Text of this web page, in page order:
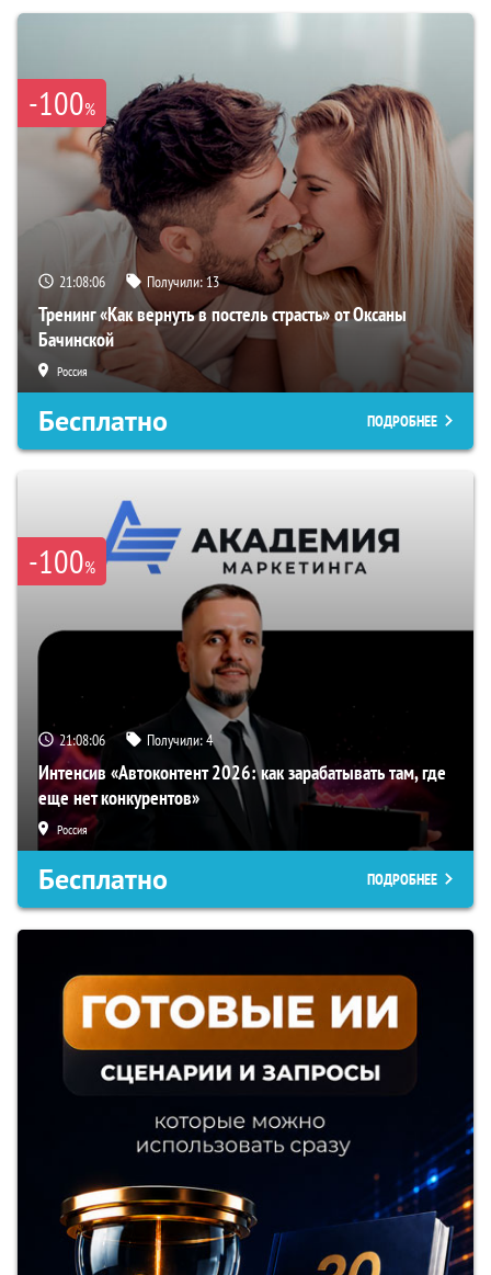
-100%
21:08:05 Получили:13
Тренинг «Как вернуть в постель страсть» от Оксаны
Бачинской
Россия
Бесплатно ПОДРОБНЕЕ
-100%
21:08:05 Получили:4
Интенсив «Автоконтент 2026: как зарабатывать там, где
еще нет конкурентов»
Россия
Бесплатно ПОДРОБНЕЕ